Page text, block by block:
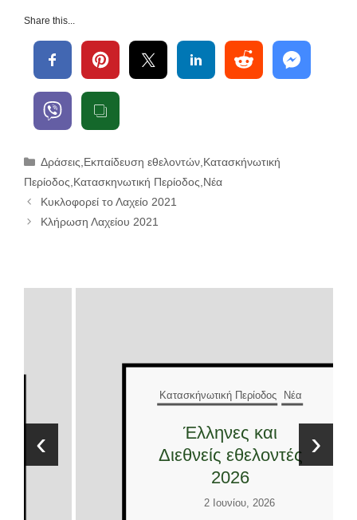
Share this...
Κατηγορίες
Δράσεις Εκπαίδευση εθελοντών Κατασκήνωτική
Περίοδος Κατασκηνωτική Περίοδος Νέα
Κυκλοφορεί το Λαχείο 2021
Κλήρωση Λαχείου 2021
Κατασκήνωτική Περίοδος Νέα
Έλληνες και
Διεθνείς εθελοντές
2 Ιουνίου, 2026
‹ ›